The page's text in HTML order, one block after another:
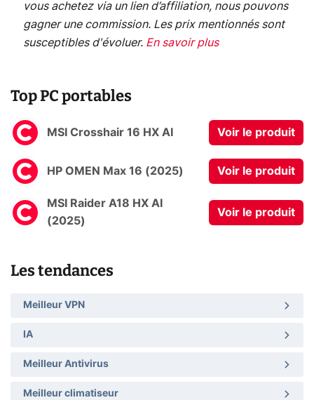
vous achetez via un lien d’affiliation, nous pouvons
gagner une commission. Les prix mentionnés sont
susceptibles d'évoluer. En savoir plus
Top PC portables
MSI Crosshair 16 HX AI Voir le produit
HP OMEN Max 16 (2025) Voir le produit
MSI Raider A18 HX AI
(2025)
Voir le produit
Les tendances
Meilleur VPN
IA
Meilleur Antivirus
Meilleur climatiseur